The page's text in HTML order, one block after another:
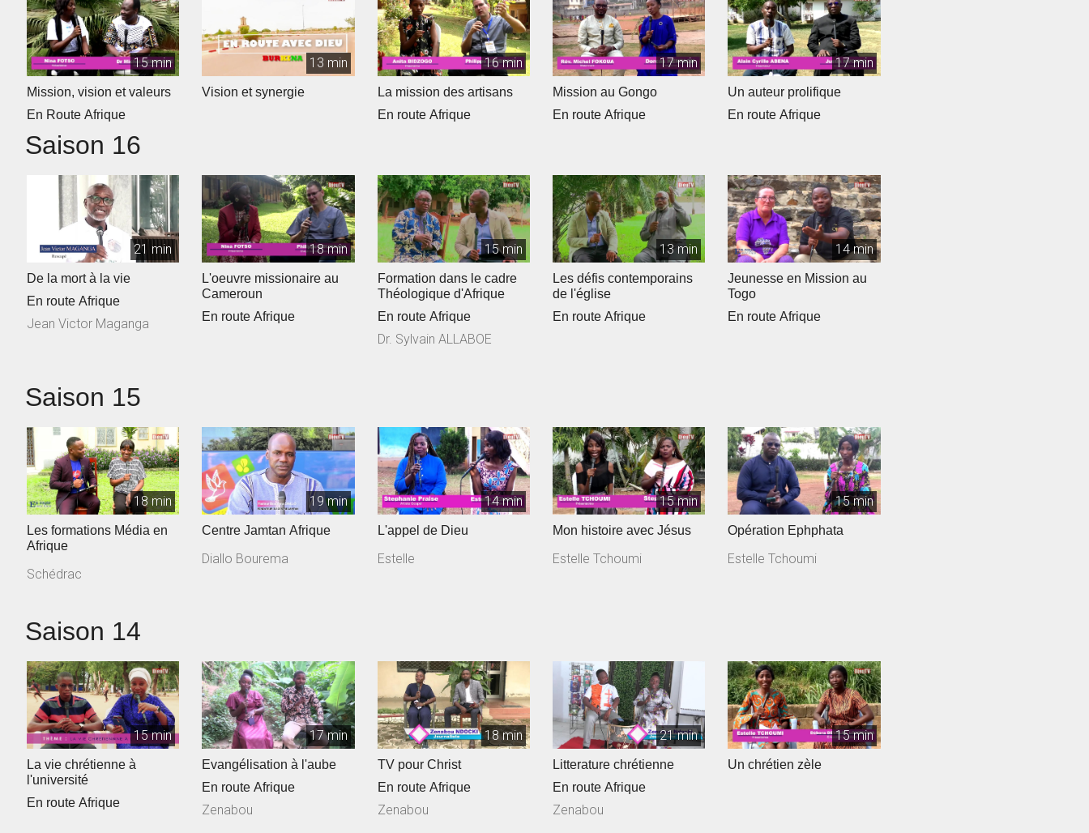
15 min
Mission, vision et valeurs
En Route Afrique
13 min
Vision et synergie
16 min
La mission des artisans
En route Afrique
17 min
Mission au Gongo
En route Afrique
17 min
Un auteur prolifique
En route Afrique
Saison 16
21 min
De la mort à la vie
En route Afrique
Jean Victor Maganga
18 min
L'oeuvre missionaire au
Cameroun
En route Afrique
15 min
Formation dans le cadre
Théologique d'Afrique
En route Afrique
Dr. Sylvain ALLABOE
13 min
Les défis contemporains
de l'église
En route Afrique
14 min
Jeunesse en Mission au
Togo
En route Afrique
Saison 15
18 min
Les formations Média en
Afrique
Schédrac
19 min
Centre Jamtan Afrique
Diallo Bourema
14 min
L'appel de Dieu
Estelle
15 min
Mon histoire avec Jésus
Estelle Tchoumi
15 min
Opération Ephphata
Estelle Tchoumi
Saison 14
15 min
La vie chrétienne à
l'université
En route Afrique
17 min
Evangélisation à l'aube
En route Afrique
Zenabou
18 min
TV pour Christ
En route Afrique
Zenabou
21 min
Litterature chrétienne
En route Afrique
Zenabou
15 min
Un chrétien zèle